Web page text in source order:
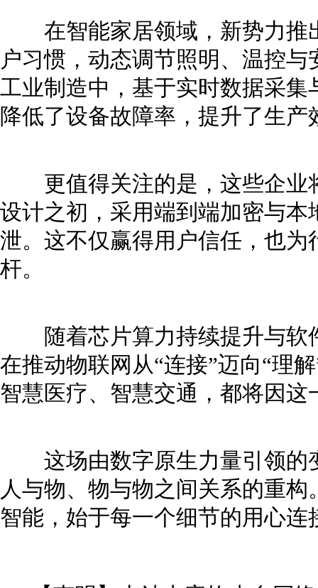
在智能家居领域，新势力推
户习惯，动态调节照明、温控
工业制造中，基于实时数据采
降低了设备故障率，提升了生
更值得关注的是，这些企业
设计之初，采用端到端加密与
泄。这不仅赢得用户信任，也
杆。
随着芯片算力持续提升与软
在推动物联网从“连接”迈向“理
智慧医疗、智慧交通，都将因
这场由数字原生力量引领的
人与物、物与物之间关系的重
智能，始于每一个细节的用心连